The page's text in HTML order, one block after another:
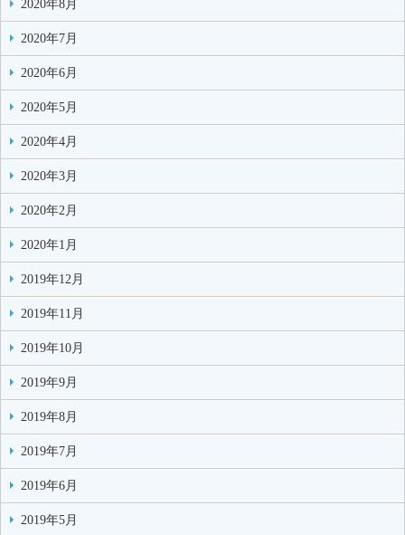
2020年8月
2020年7月
2020年6月
2020年5月
2020年4月
2020年3月
2020年2月
2020年1月
2019年12月
2019年11月
2019年10月
2019年9月
2019年8月
2019年7月
2019年6月
2019年5月